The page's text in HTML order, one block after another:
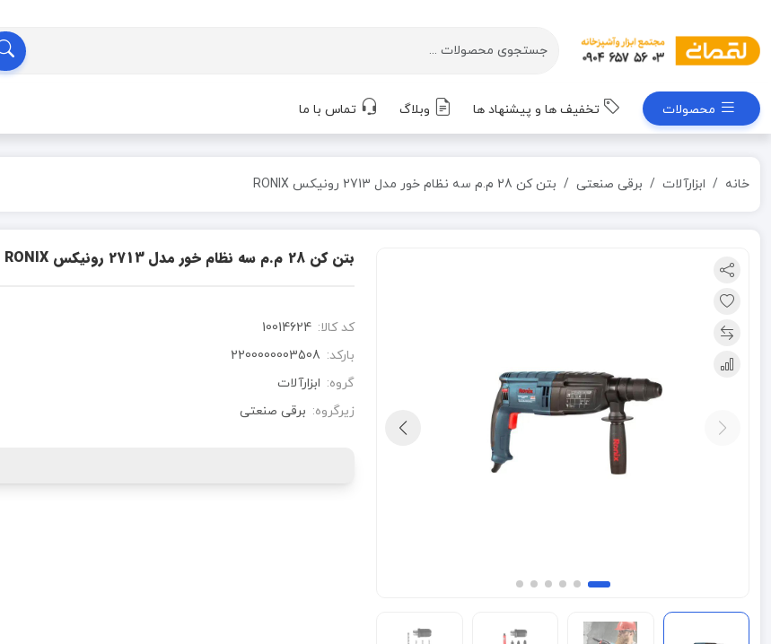
محصولات تخفیف ها و پیشنهاد ها وبلاگ تماس با ما
خانه ابزارآلات برقی صنعتی بتن کن 28 م.م سه نظام خور مدل 2713 رونیکس RONIX
بتن کن 28 م.م سه نظام خور مدل 2713 رونیکس RONIX
کد کالا: 10014624
بارکد: 2200000003508
گروه: ابزارآلات
زیرگروه: برقی صنعتی